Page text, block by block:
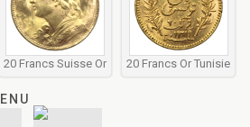
20 Francs Suisse Or 20 Francs Or Tunisie